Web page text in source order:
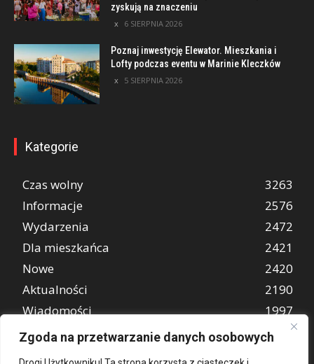
Zgoda na przetwarzanie danych osobowych
zyskują na znaczeniu
6 SIERPNIA 2026
Poznaj inwestycję Elewator. Mieszkania i
Lofty podczas eventu w Marinie Kleczków
5 SIERPNIA 2026
Kategorie
Czas wolny
3263
Informacje
2576
Wydarzenia
2472
Dla mieszkańca
2421
Nowe
2420
Aktualności
2190
Wiadomości
1997
REKLAMA
849